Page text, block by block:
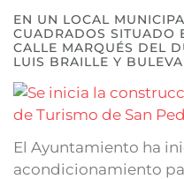
EN UN LOCAL
CUADRADOS SITUADO
CALLE MARQUÉS DEL
LUIS BRAILLE Y
El Ayuntamiento ha
acondicionamiento